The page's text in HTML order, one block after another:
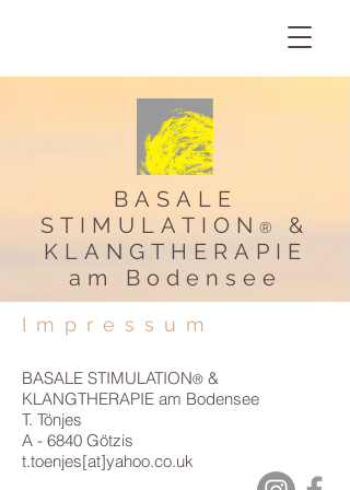
BASALE
STIMULATION ®
&
KLANGTHERAPIE
am Bodensee
Impressum
BASALE STIMULATION® &
KLANGTHERAPIE am Bodensee
T. Tönjes
A - 6840 Götzis
t.toenjes[at]yahoo.co.uk